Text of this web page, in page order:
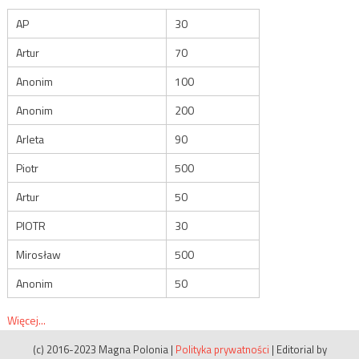
AP
30
Artur
70
Anonim
100
Anonim
200
Arleta
90
Piotr
500
Artur
50
PIOTR
30
Mirosław
500
Anonim
50
Więcej...
(c) 2016-2023 Magna Polonia | Polityka prywatności | Editorial by